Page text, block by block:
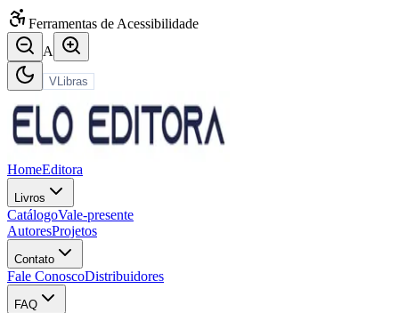
Ferramentas de Acessibilidade
A
VLibras
HomeEditora
Livros
CatálogoVale-presente
AutoresProjetos
Contato
Fale ConoscoDistribuidores
FAQ